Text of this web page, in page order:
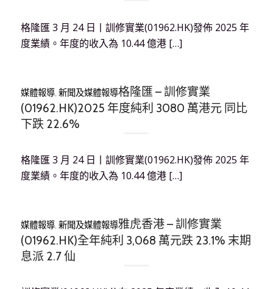
格隆匯 3 月 24 日丨訓修實業(01962.HK)發佈 2025 年
度業績。年度的收入為 10.44 億港 […]
媒體報導, 新聞及媒體報導格隆匯 – 訓修實業
(01962.HK)2025 年度純利 3080 萬港元 同比
下跌 22.6%
格隆匯 3 月 24 日丨訓修實業(01962.HK)發佈 2025 年
度業績。年度的收入為 10.44 億港 […]
媒體報導, 新聞及媒體報導雅虎香港 – 訓修實業
(01962.HK)全年純利 3,068 萬元跌 23.1% 末期
息派 2.7 仙